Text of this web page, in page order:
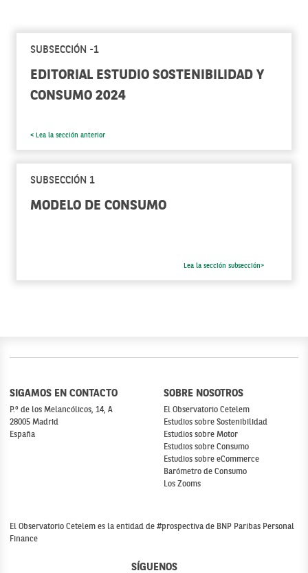
SUBSECCIÓN -1
EDITORIAL ESTUDIO SOSTENIBILIDAD Y
CONSUMO 2024
< Lea la sección anterior
SUBSECCIÓN 1
MODELO DE CONSUMO
Lea la sección subsección>
SIGAMOS EN CONTACTO
P.º de los Melancólicos, 14, A
28005 Madrid
España
SOBRE NOSOTROS
El Observatorio Cetelem
Estudios sobre Sostenibilidad
Estudios sobre Motor
Estudios sobre Consumo
Estudios sobre eCommerce
Barómetro de Consumo
Los Zooms
SÍGUENOS
El Observatorio Cetelem es la entidad de #prospectiva de BNP Paribas Personal
Finance